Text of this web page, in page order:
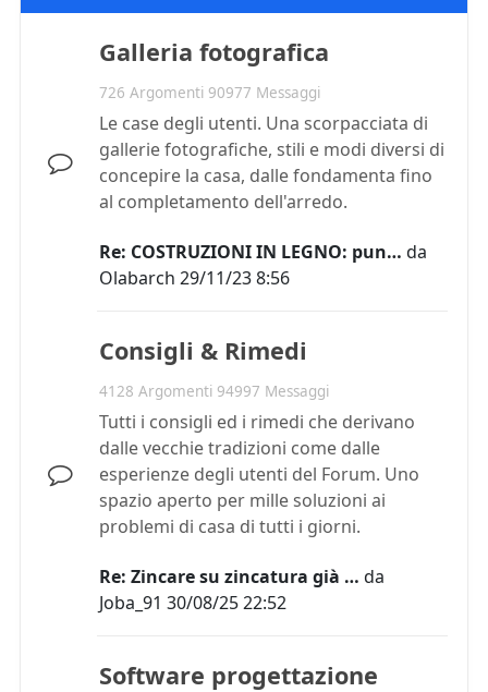
Galleria fotografica
726 Argomenti 90977 Messaggi
Le case degli utenti. Una scorpacciata di
gallerie fotografiche, stili e modi diversi di
concepire la casa, dalle fondamenta fino
al completamento dell'arredo.
Re: COSTRUZIONI IN LEGNO: pun… da
Olabarch 29/11/23 8:56
Consigli & Rimedi
4128 Argomenti 94997 Messaggi
Tutti i consigli ed i rimedi che derivano
dalle vecchie tradizioni come dalle
esperienze degli utenti del Forum. Uno
spazio aperto per mille soluzioni ai
problemi di casa di tutti i giorni.
Re: Zincare su zincatura già … da
Joba_91 30/08/25 22:52
Software progettazione